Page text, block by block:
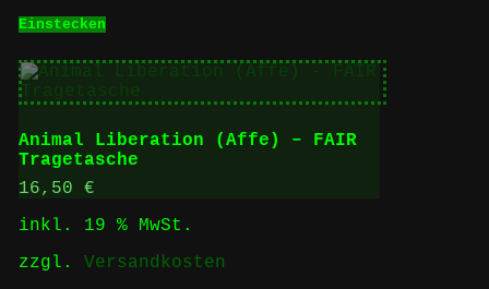
Einstecken
Animal Liberation (Affe) – FAIR
Tragetasche
16,50 €
inkl. 19 % MwSt.
zzgl. Versandkosten